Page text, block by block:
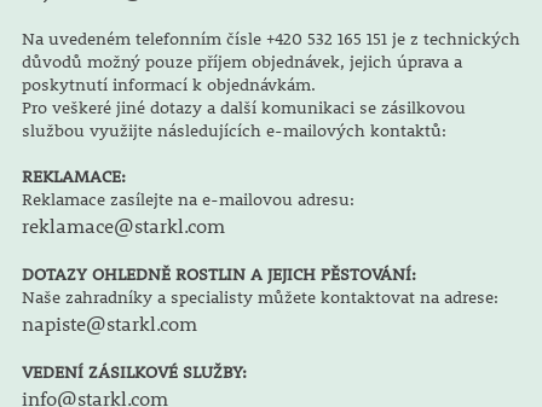
Na uvedeném telefonním čísle +420 532 165 151 je z technických
důvodů možný pouze příjem objednávek, jejich úprava a
poskytnutí informací k objednávkám.
Pro veškeré jiné dotazy a další komunikaci se zásilkovou
službou využijte následujících e-mailových kontaktů:
REKLAMACE:
Reklamace zasílejte na e-mailovou adresu:
reklamace@starkl.com
DOTAZY OHLEDNĚ ROSTLIN A JEJICH PĚSTOVÁNÍ:
Naše zahradníky a specialisty můžete kontaktovat na adrese:
napiste@starkl.com
VEDENÍ ZÁSILKOVÉ SLUŽBY:
info@starkl.com